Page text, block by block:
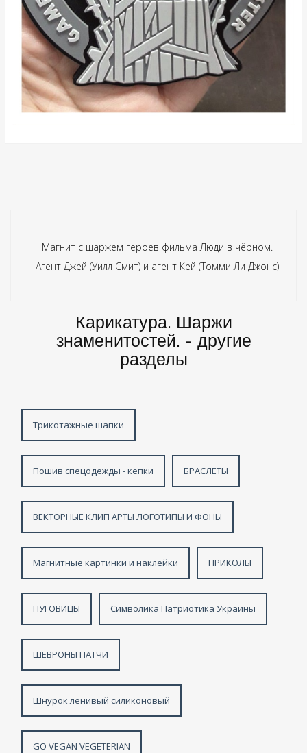
Магнит с шаржем героев фильма Люди в чёрном.
Агент Джей (Уилл Смит) и агент Кей (Томми Ли Джонс)
Карикатура. Шаржи
знаменитостей. - другие
разделы
Трикотажные шапки
Пошив спецодежды - кепки БРАСЛЕТЫ
ВЕКТОРНЫЕ КЛИП АРТЫ ЛОГОТИПЫ И ФОНЫ
Магнитные картинки и наклейки ПРИКОЛЫ
ПУГОВИЦЫ Символика Патриотика Украины
ШЕВРОНЫ ПАТЧИ
Шнурок ленивый силиконовый
GO VEGAN VEGETERIAN